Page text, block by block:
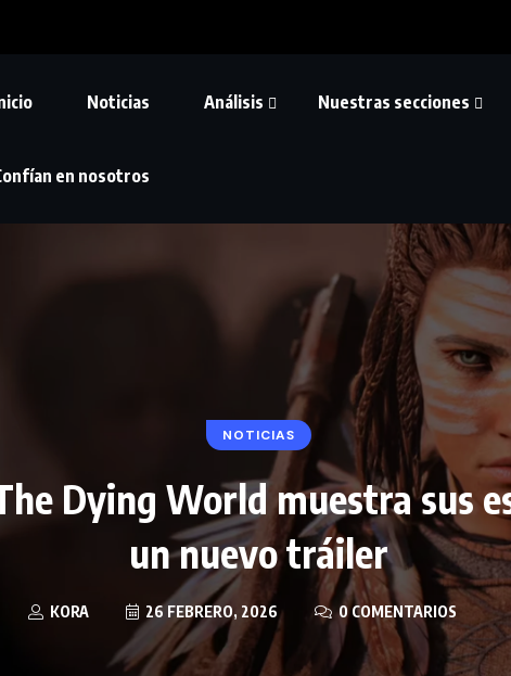
Noticias Análisis Nuestras secciones
en nosotros
NOTICIAS
Dying World muestra sus
un nuevo tráiler
KORA 26 FEBRERO, 2026 0 COMENTARIOS